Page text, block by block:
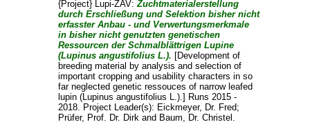
{Project} Lupi-ZAV:Zuchtmaterialerstellung
durch Erschließung und Selektion bisher nicht
erfasster Anbau - und Verwertungsmerkmale
in bisher nicht genutzten genetischen
Ressourcen der Schmalblättrigen Lupine
(Lupinus angustifolius L.). [Development of
breeding material by analysis and selection of
important cropping and usability characters in so
far neglected genetic ressouces of narrow leafed
lupin (Lupinus angustifolius L.).] Runs 2015 -
2018. Project Leader(s): Eickmeyer, Dr. Fred;
Prüfer, Prof. Dr. Dirkand Baum, Dr. Christel .